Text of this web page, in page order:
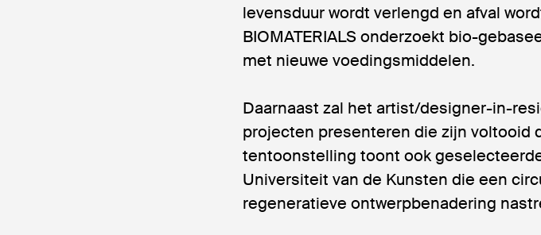
levensduur wordt verlengd en afval
BIOMATERIALS onderzoekt bio-
met nieuwe voedingsmiddelen.
Daarnaast zal het artist/designer-in-
projecten presenteren die zijn voltooid
tentoonstelling toont ook
Universiteit van de Kunsten die een
regeneratieve ontwerpbenadering